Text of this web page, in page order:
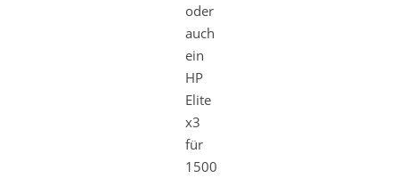
oder
auch
ein
HP
Elite
x3
für
1500